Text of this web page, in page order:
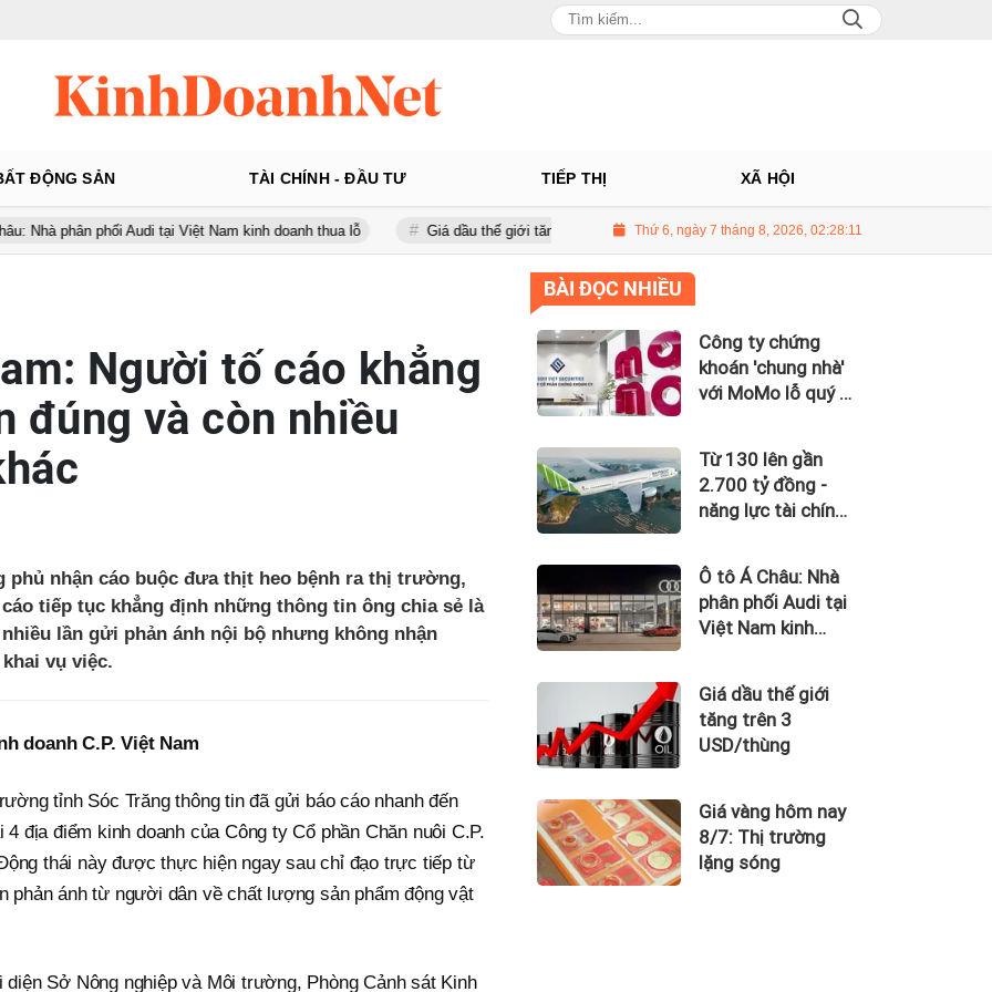
ĐỘNG SẢN TÀI CHÍNH - ĐẦU TƯ TIẾP THỊ XÃ HỘI
phối Audi tại Việt Nam kinh doanh thua lỗ Giá dầu thế giới tăng trên 3 USD/thùng Giá vàng hôm nay 8/7: Thị trường lặng sóng
Thứ 6, ngày 7 tháng 8, 2026, 02:28:12
Người tố cáo khẳng
đúng và còn nhiều
phủ nhận cáo buộc đưa thịt heo bệnh ra thị trường,
tiếp tục khẳng định những thông tin ông chia sẻ là
lần gửi phản ánh nội bộ nhưng không nhận
vụ việc.
doanh C.P. Việt Nam
tỉnh Sóc Trăng thông tin đã gửi báo cáo nhanh đến
địa điểm kinh doanh của Công ty Cổ phần Chăn nuôi C.P.
thái này được thực hiện ngay sau chỉ đạo trực tiếp từ
phản ánh từ người dân về chất lượng sản phẩm động vật
Sở Nông nghiệp và Môi trường, Phòng Cảnh sát Kinh
BÀI ĐỌC NHIỀU
Công ty chứng
khoán 'chung nhà'
với MoMo lỗ quý II
lũy kế gần 181 tỷ
đồng
Từ 130 lên gần
2.700 tỷ đồng -
năng lực tài chính
Airways nhìn từ
công nợ với ACV
Ô tô Á Châu: Nhà
phân phối Audi tại
Việt Nam kinh
Giá dầu thế giới
tăng trên 3
USD/thùng
Giá vàng hôm nay
8/7: Thị trường
lặng sóng